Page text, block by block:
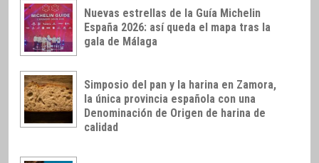
Nuevas estrellas de la Guía Michelin
España 2026: así queda el mapa tras la
gala de Málaga
Simposio del pan y la harina en Zamora,
la única provincia española con una
Denominación de Origen de harina de
calidad